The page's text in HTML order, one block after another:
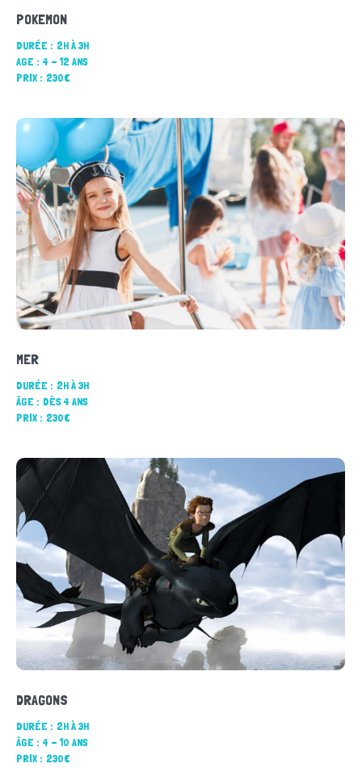
POKEMON
DURÉE : 2H À 3H
AGE : 4 - 12 ANS
PRIX : 230€
MER
DURÉE : 2H À 3H
ÂGE : DÈS 4 ANS
PRIX : 230€
DRAGONS
DURÉE : 2H À 3H
ÂGE : 4 - 10 ANS
PRIX : 230€